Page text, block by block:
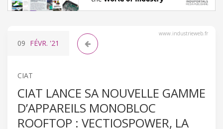
www.industrieweb.fr
09 FÉVR. '21
CIAT
CIAT LANCE SA NOUVELLE GAMME
D’APPAREILS MONOBLOC
ROOFTOP : VECTIOSPOWER, LA